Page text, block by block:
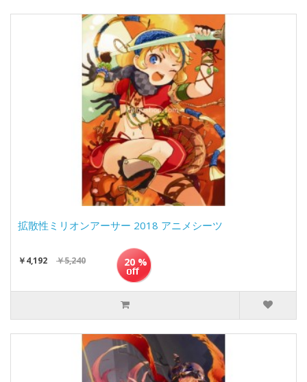
拡散性ミリオンアーサー 2018 アニメシーツ
￥4,192 ￥5,240 20 %